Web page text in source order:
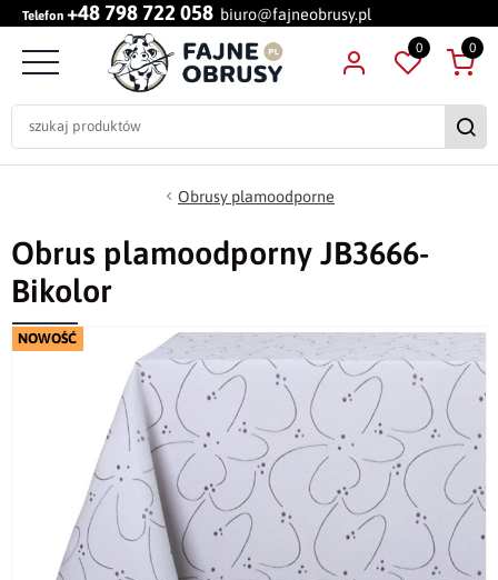
Telefon +48 798 722 058 biuro@fajneobrusy.pl
0 0
Obrusy plamoodporne
NOWOŚĆ
Obrus plamoodporny JB3666-
Bikolor